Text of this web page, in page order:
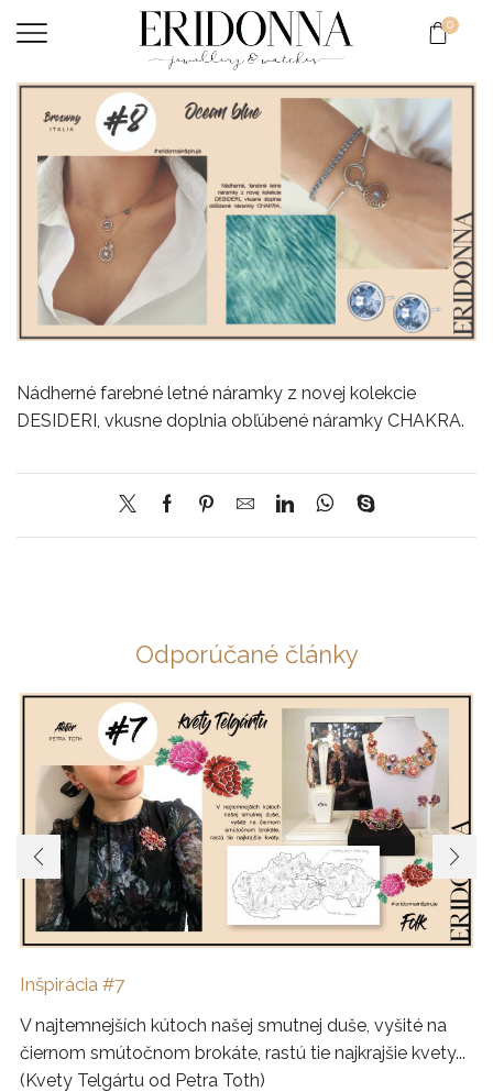
0
Nádherné farebné letné náramky z novej kolekcie
DESIDERI, vkusne doplnia obľúbené náramky CHAKRA.
Odporúčané články
Inšpirácia #7
V najtemnejších kútoch našej smutnej duše, vyšité na
čiernom smútočnom brokáte, rastú tie najkrajšie kvety...
(Kvety Telgártu od Petra Toth)